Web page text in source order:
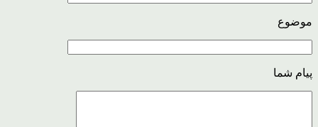
موضوع
پیام شما